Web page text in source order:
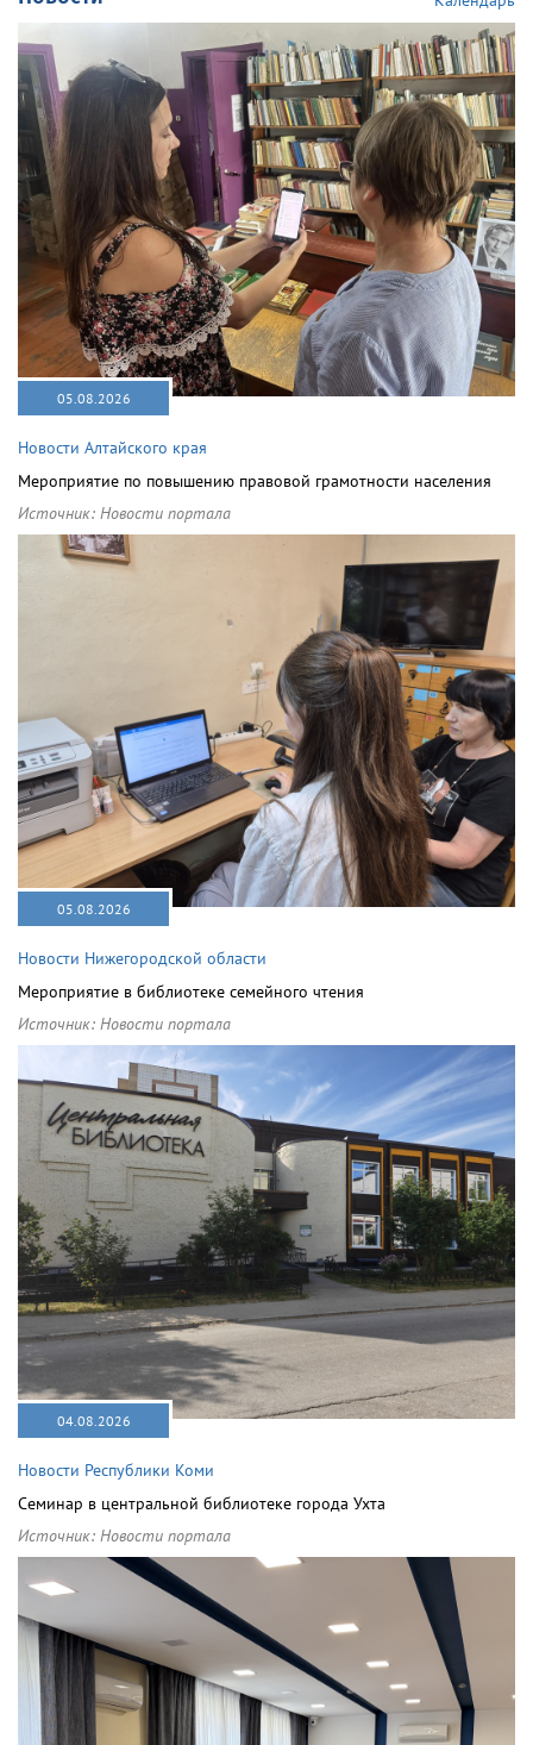
05.08.2026
Новости Алтайского края
Мероприятие по повышению правовой грамотности населения
Источник: Новости портала
05.08.2026
Новости Нижегородской области
Мероприятие в библиотеке семейного чтения
Источник: Новости портала
04.08.2026
Новости Республики Коми
Семинар в центральной библиотеке города Ухта
Источник: Новости портала